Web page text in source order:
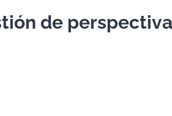
de perspectiva